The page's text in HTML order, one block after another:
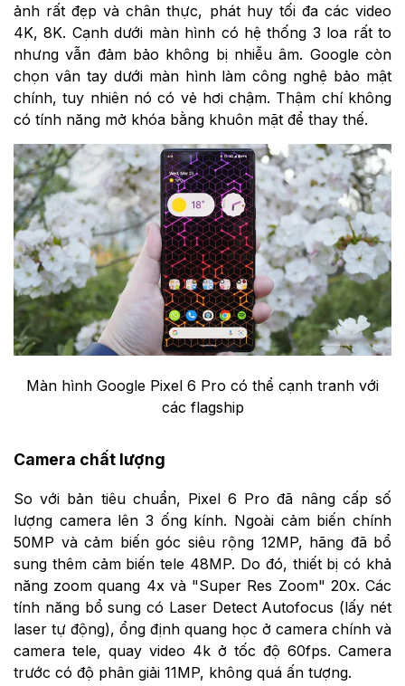
ảnh rất đẹp và chân thực, phát huy tối đa các video
4K, 8K. Cạnh dưới màn hình có hệ thống 3 loa rất to
nhưng vẫn đảm bảo không bị nhiễu âm. Google còn
chọn vân tay dưới màn hình làm công nghệ bảo mật
chính, tuy nhiên nó có vẻ hơi chậm. Thậm chí không
có tính năng mở khóa bằng khuôn mặt để thay thế.
Màn hình Google Pixel 6 Pro có thể cạnh tranh với
các flagship
Camera chất lượng
So với bản tiêu chuẩn, Pixel 6 Pro đã nâng cấp số
lượng camera lên 3 ống kính. Ngoài cảm biến chính
50MP và cảm biến góc siêu rộng 12MP, hãng đã bổ
sung thêm cảm biến tele 48MP. Do đó, thiết bị có khả
năng zoom quang 4x và "Super Res Zoom" 20x. Các
tính năng bổ sung có Laser Detect Autofocus (lấy nét
laser tự động), ổng định quang học ở camera chính và
camera tele, quay video 4k ở tốc độ 60fps. Camera
trước có độ phân giải 11MP, không quá ấn tượng.